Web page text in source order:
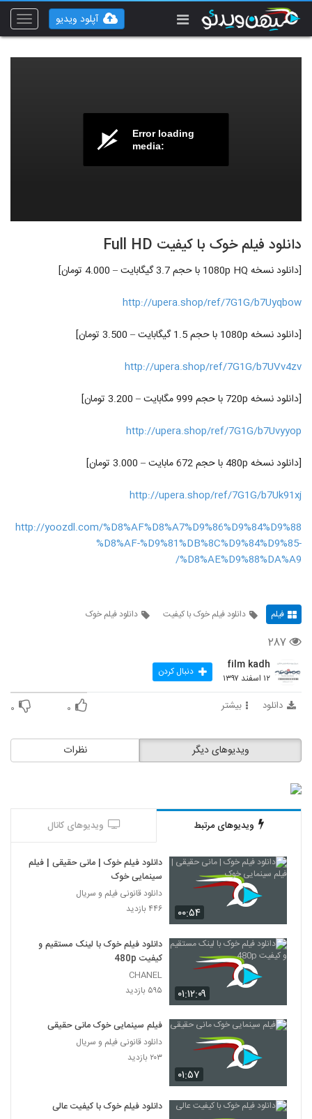
Toggle
آپلود ویدیو
Error loading
media:
دانلود فیلم خوک با کیفیت Full HD
[دانلود نسخه 1080p HQ با حجم 3.7 گیگابایت – 4.000 تومان]
http://upera.shop/ref/7G1G/b7Uyqbow
[دانلود نسخه 1080p با حجم 1.5 گیگابایت – 3.500 تومان]
http://upera.shop/ref/7G1G/b7UVv4zv
[دانلود نسخه 720p با حجم 999 مگابایت – 3.200 تومان]
http://upera.shop/ref/7G1G/b7Uvyyop
[دانلود نسخه 480p با حجم 672 مابایت – 3.000 تومان]
http://upera.shop/ref/7G1G/b7Uk91xj
http://yoozdl.com/%D8%AF%D8%A7%D9%86%D9%84%D9%88
%D8%AF-%D9%81%DB%8C%D9%84%D9%85-
%D8%AE%D9%88%DA%A9/
فیلم دانلود فیلم خوک با کیفیت دانلود فیلم خوک
۲۸۷
film kadh
۱۲ اسفند ۱۳۹۷ دنبال کردن
دانلود بیشتر ۰ ۰
نظرات ویدیوهای دیگر
ویدیوهای مرتبط ویدیوهای کانال
۰۰:۵۴
دانلود فیلم خوک | مانی حقیقی | فیلم
سینمایی خوک
دانلود قانونی فیلم و سریال
۴۴۶ بازدید
۰۱:۱۲:۰۹
دانلود فیلم خوک با لینک مستقیم و
کیفیت 480p
CHANEL
۵۹۵ بازدید
۰۱:۵۷
فیلم سینمایی خوک مانی حقیقی
دانلود قانونی فیلم و سریال
۲۰۳ بازدید
دانلود فیلم خوک با کیفیت عالی